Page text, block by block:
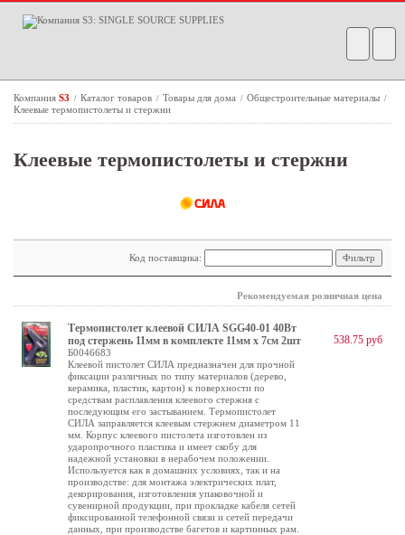
Компания S3 / Каталог товаров / Товары для дома / Общестроительные материалы /
Клеевые термопистолеты и стержни
Клеевые термопистолеты и стержни
Код поставщика:
Рекомендуемая розничная цена
Термопистолет клеевой СИЛА SGG40-01 40Bт
под стержень 11мм в комплекте 11мм х 7cм 2шт
Б0046683
Клеевой пистолет СИЛА предназначен для прочной
фиксации различных по типу материалов (дерево,
керамика, пластик, картон) к поверхности по
средствам расплавления клеевого стержня с
последующим его застыванием. Термопистолет
СИЛА заправляется клеевым стержнем диаметром 11
мм. Корпус клеевого пистолета изготовлен из
ударопрочного пластика и имеет скобу для
надежной установки в нерабочем положении.
Используется как в домашних условиях, так и на
производстве: для монтажа электрических плат,
декорирования, изготовления упаковочной и
сувенирной продукции, при прокладке кабеля сетей
фиксированной телефонной связи и сетей передачи
данных, при производстве багетов и картинных рам.
538.75 руб